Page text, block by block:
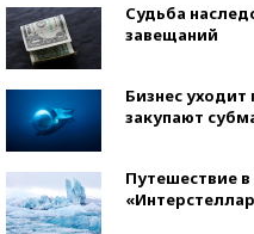
Судьба
завещаний
Бизнес
закупают
Путешествие